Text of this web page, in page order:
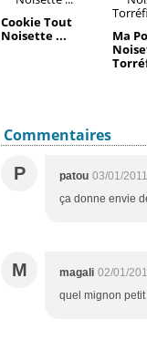
Cookie Tout
Noisette ...
Ma
Commentaires
P
patou 03/01/
ça donne envie
M magali 02/01/
quel mignon